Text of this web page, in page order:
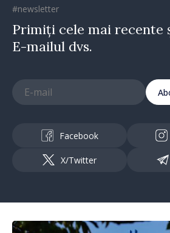
#newsletter
Primiți cele mai recente
E-mailul dvs.
Facebook
X/Twitter